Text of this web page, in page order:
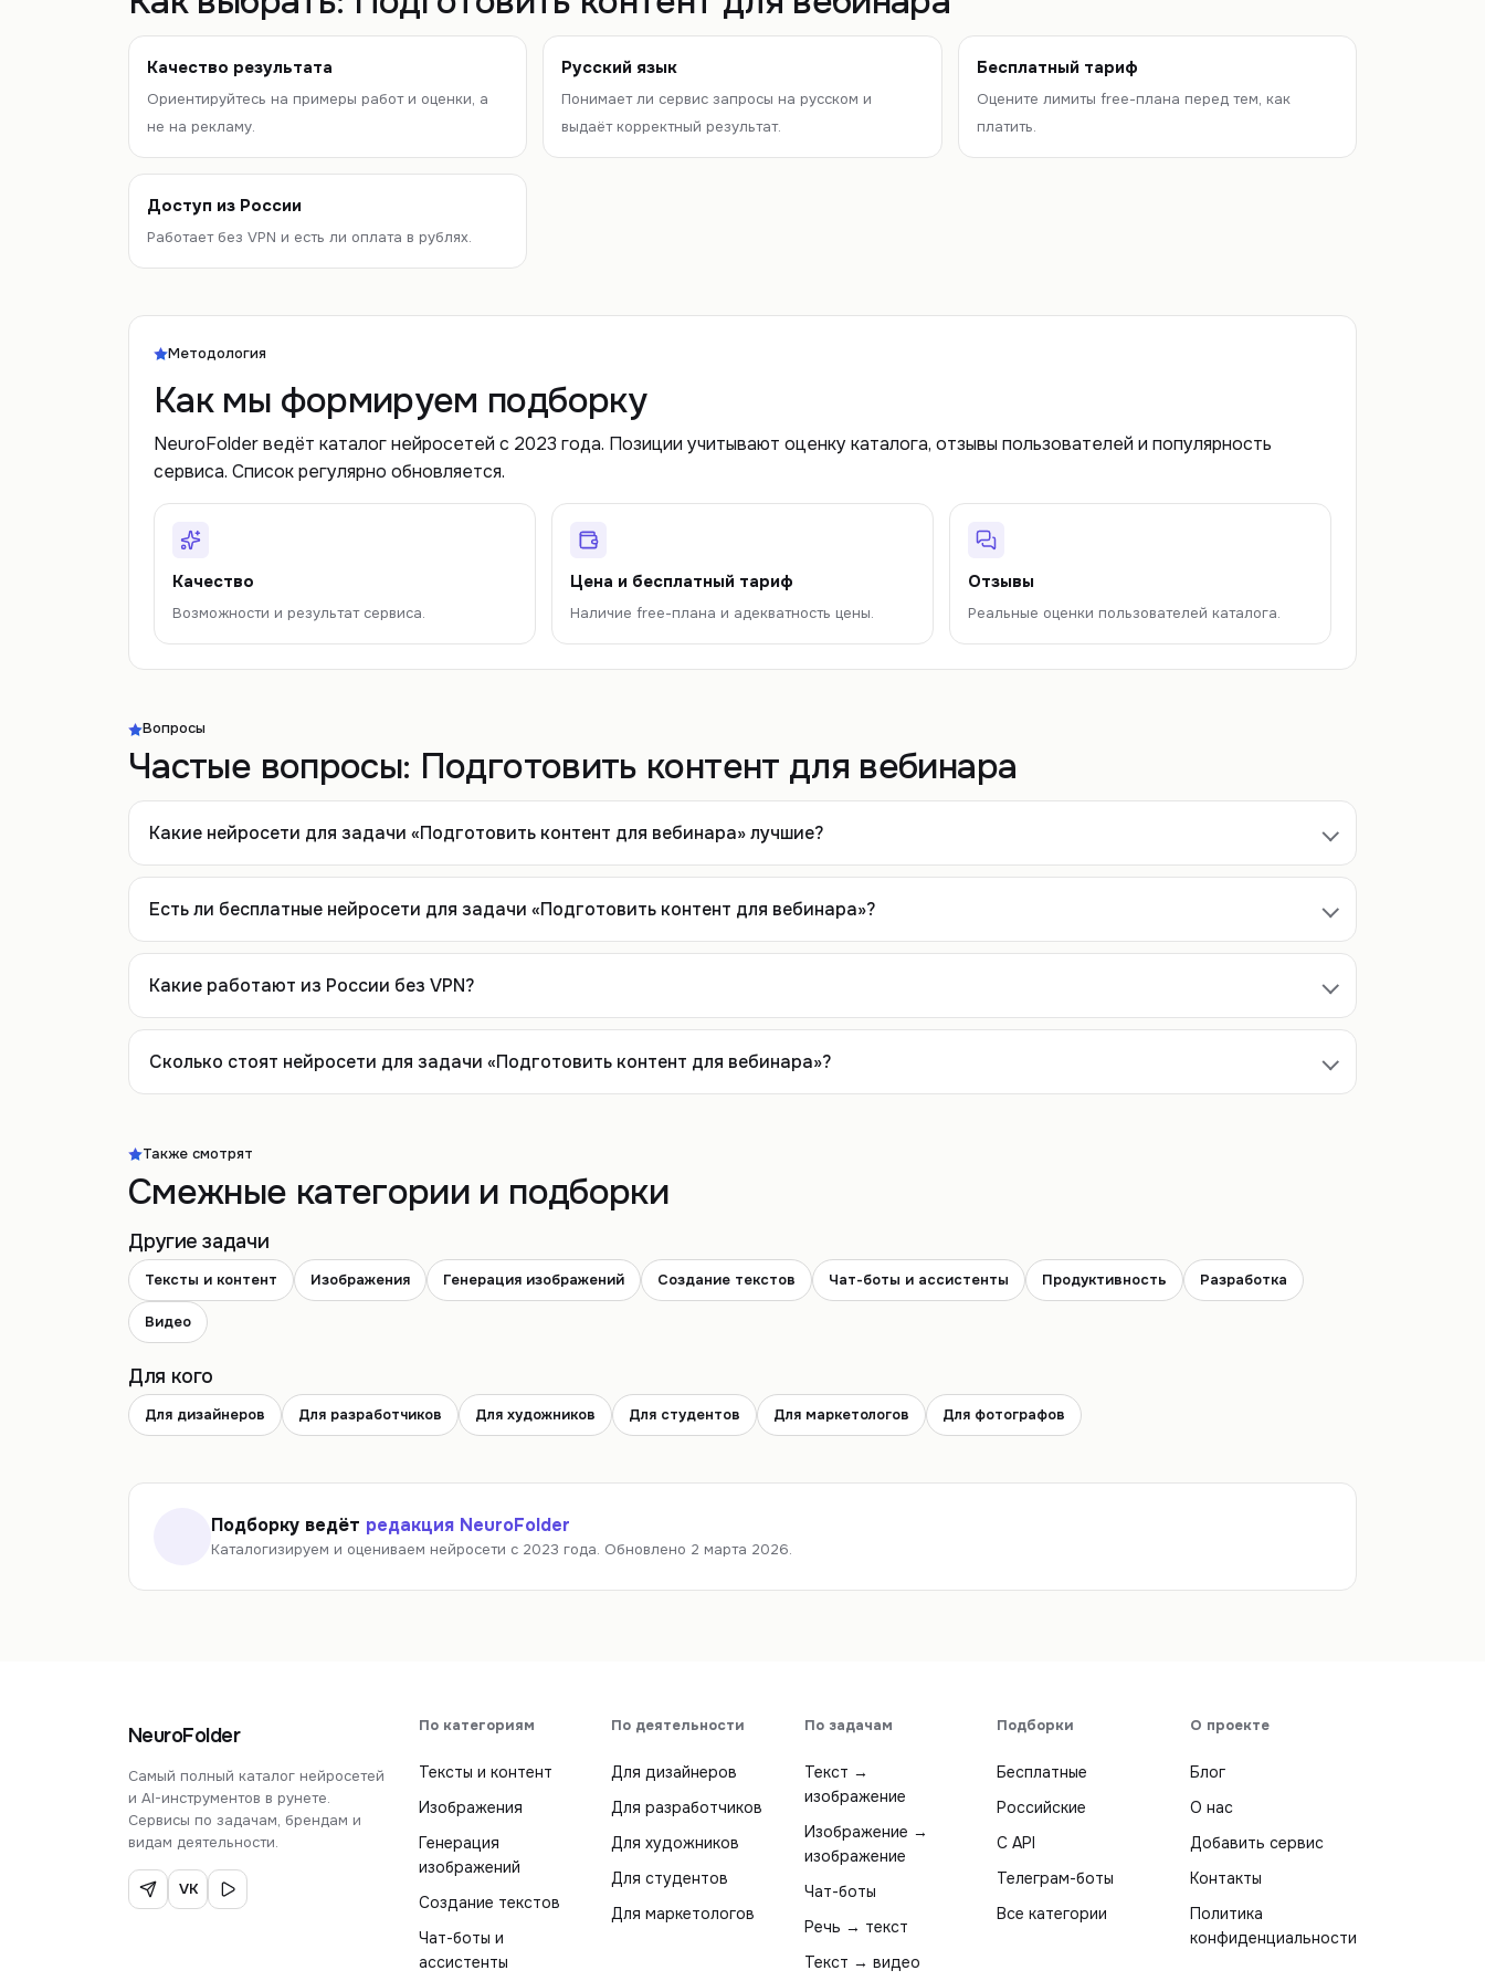
Качество результата
Ориентируйтесь на примеры работ и оценки, а
не на рекламу.
Русский язык
Понимает ли сервис запросы на русском и
выдаёт корректный результат.
Бесплатный тариф
Оцените лимиты free-плана перед тем, как
платить.
Доступ из России
Работает без VPN и есть ли оплата в рублях.
Методология
Как мы формируем подборку
NeuroFolder ведёт каталог нейросетей с 2023 года. Позиции учитывают оценку каталога, отзывы пользователей и популярность
сервиса. Список регулярно обновляется.
Качество
Возможности и результат сервиса.
Цена и бесплатный тариф
Наличие free-плана и адекватность цены.
Отзывы
Реальные оценки пользователей каталога.
Вопросы
Частые вопросы: Подготовить контент для вебинара
Какие нейросети для задачи «Подготовить контент для вебинара» лучшие?
Есть ли бесплатные нейросети для задачи «Подготовить контент для вебинара»?
Какие работают из России без VPN?
Сколько стоят нейросети для задачи «Подготовить контент для вебинара»?
Также смотрят
Смежные категории и подборки
Другие задачи
Тексты и контент Изображения Генерация изображений Создание текстов Чат-боты и ассистенты Продуктивность Разработка
Видео
Для кого
Для дизайнеров Для разработчиков Для художников Для студентов Для маркетологов Для фотографов
Подборку ведёт редакция NeuroFolder
Каталогизируем и оцениваем нейросети с 2023 года. Обновлено 2 марта 2026.
NeuroFolder
Самый полный каталог нейросетей
и AI-инструментов в рунете.
Сервисы по задачам, брендам и
видам деятельности.
VK
По категориям
Тексты и контент
Изображения
Генерация
изображений
Создание текстов
Чат-боты и
ассистенты
По деятельности
Для дизайнеров
Для разработчиков
Для художников
Для студентов
Для маркетологов
По задачам
Текст →
изображение
Изображение →
изображение
Чат-боты
Речь → текст
Текст → видео
Подборки
Бесплатные
Российские
С API
Телеграм-боты
Все категории
О проекте
Блог
О нас
Добавить сервис
Контакты
Политика
конфиденциальности